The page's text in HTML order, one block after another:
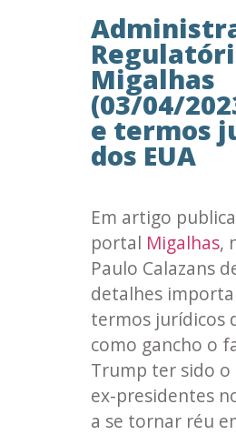
Migalhas
(03/04/
e termos
dos EUA
Em artigo
portal Migalhas,
Paulo Calazans
detalhes
termos jurídicos
como gancho o
Trump ter sido
ex-presidentes
a se tornar réu